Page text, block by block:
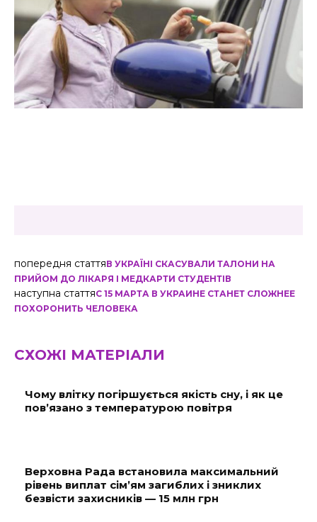
попередня статтяВ УКРАЇНІ СКАСУВАЛИ ТАЛОНИ НА
ПРИЙОМ ДО ЛІКАРЯ І МЕДКАРТИ СТУДЕНТІВ
наступна статтяС 15 МАРТА В УКРАИНЕ СТАНЕТ СЛОЖНЕЕ
ПОХОРОНИТЬ ЧЕЛОВЕКА
СХОЖІ МАТЕРІАЛИ
Чому влітку погіршується якість сну, і як це
пов’язано з температурою повітря
Верховна Рада встановила максимальний
рівень виплат сім’ям загиблих і зниклих
безвісти захисників — 15 млн грн